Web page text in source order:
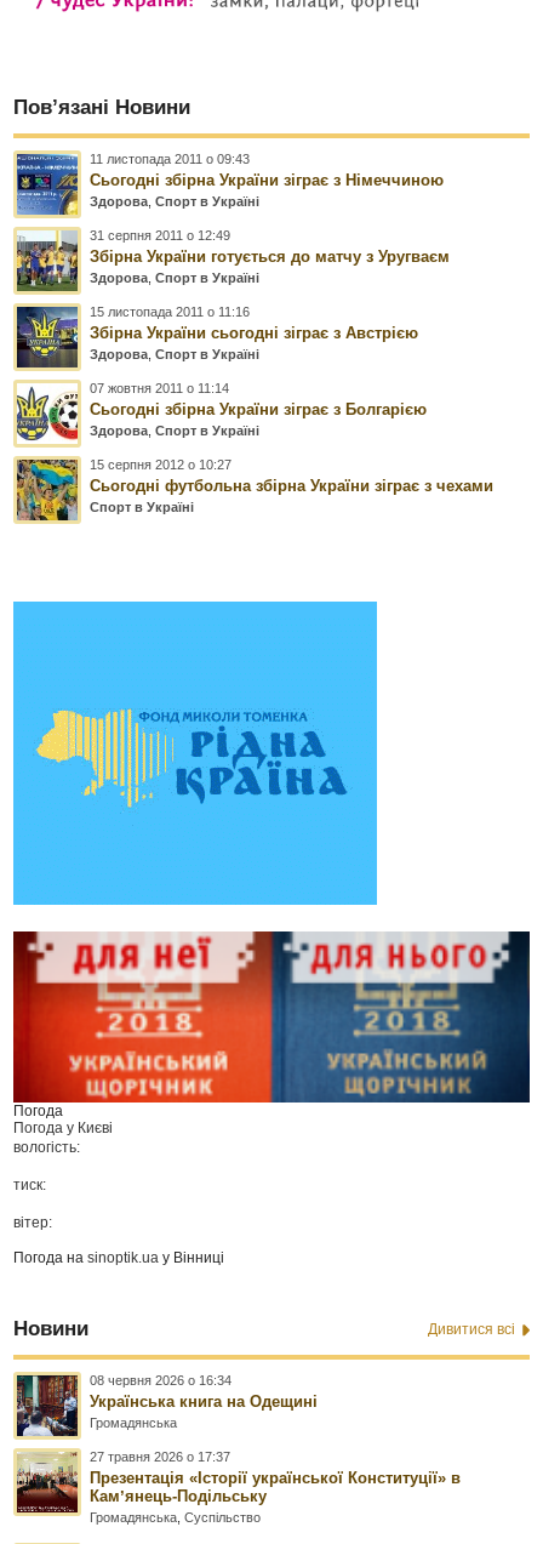
Пов’язані Новини
11 листопада 2011 о 09:43
Сьогодні збірна України зіграє з Німеччиною
Здорова ,Спорт в Україні
31 серпня 2011 о 12:49
Збірна України готується до матчу з Уругваєм
Здорова ,Спорт в Україні
15 листопада 2011 о 11:16
Збірна України сьогодні зіграє з Австрією
Здорова ,Спорт в Україні
07 жовтня 2011 о 11:14
Сьогодні збірна України зіграє з Болгарією
Здорова ,Спорт в Україні
15 серпня 2012 о 10:27
Сьогодні футбольна збірна України зіграє з чехами
Спорт в Україні
Погода
Погода у Києві
вологість:
тиск:
вітер:
Погода наsinoptik.ua у Вінниці
Новини Дивитися всі
08 червня 2026 о 16:34
Українська книга на Одещині
Громадянська
27 травня 2026 о 17:37
Презентація «Історії української Конституції» в
Камʼянець-Подільську
Громадянська ,Суспільство